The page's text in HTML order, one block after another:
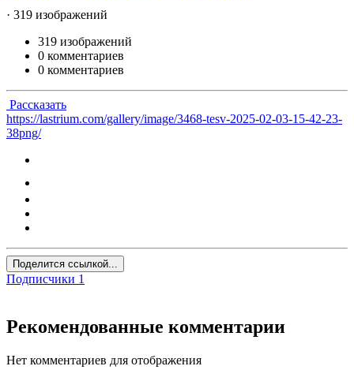
· 319 изображений
319 изображений
0 комментариев
0 комментариев
Рассказать
https://lastrium.com/gallery/image/3468-tesv-2025-02-03-15-42-23-
38png/
Поделится ссылкой...
Подписчики 1
Рекомендованные комментарии
Нет комментариев для отображения